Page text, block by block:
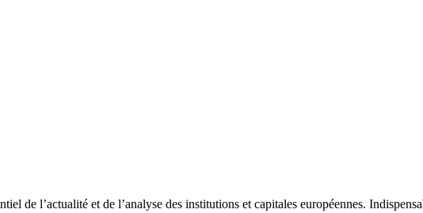
de l’actualité et de l’analyse des institutions et capitales européennes.